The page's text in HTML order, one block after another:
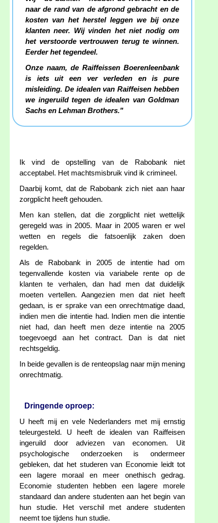
naar de rand van de afgrond gebracht en de
kosten van het herstel leggen we bij onze
klanten neer. Wij vinden het niet nodig om
het verstoorde vertrouwen terug te winnen.
Eerder het tegendeel.
Onze naam, de Raiffeissen Boerenleenbank
is iets uit een ver verleden en is pure
misleiding. De idealen van Raiffeisen hebben
we ingeruild tegen de idealen van Goldman
Sachs en Lehman Brothers."
Ik vind de opstelling van de Rabobank niet
acceptabel. Het machtsmisbruik vind ik crimineel.
Daarbij komt, dat de Rabobank zich niet aan haar
zorgplicht heeft gehouden.
Men kan stellen, dat die zorgplicht niet wettelijk
geregeld was in 2005. Maar in 2005 waren er wel
wetten en regels die fatsoenlijk zaken doen
regelden.
Als de Rabobank in 2005 de intentie had om
tegenvallende kosten via variabele rente op de
klanten te verhalen, dan had men dat duidelijk
moeten vertellen. Aangezien men dat niet heeft
gedaan, is er sprake van een onrechtmatige daad,
indien men die intentie had. Indien men die intentie
niet had, dan heeft men deze intentie na 2005
toegevoegd aan het contract. Dan is dat niet
rechtsgeldig.
In beide gevallen is de renteopslag naar mijn mening
onrechtmatig.
Dringende oproep:
U heeft mij en vele Nederlanders met mij ernstig
teleurgesteld. U heeft de idealen van Raiffeisen
ingeruild door adviezen van economen. Uit
psychologische onderzoeken is ondermeer
gebleken, dat het studeren van Economie leidt tot
een lagere moraal en meer onethisch gedrag.
Economie studenten hebben een lagere morele
standaard dan andere studenten aan het begin van
hun studie. Het verschil met andere studenten
neemt toe tijdens hun studie.